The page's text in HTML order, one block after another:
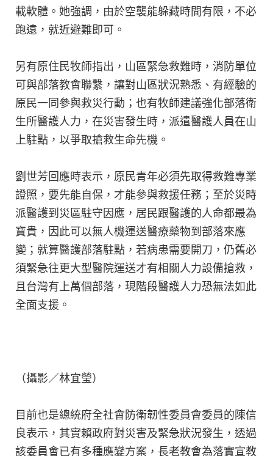
載軟體。她強調，由於空襲能躲藏時間有限，不必
跑遠，就近避難即可。
另有原住民牧師指出，山區緊急救難時，消防單位
可與部落教會聯繫，讓對山區狀況熟悉、有經驗的
原民一同參與救災行動；也有牧師建議強化部落衛
生所醫護人力，在災害發生時，派遣醫護人員在山
上駐點，以爭取搶救生命先機。
劉世芳回應時表示，原民青年必須先取得救難專業
證照，要先能自保，才能參與救援任務；至於災時
派醫護到災區駐守因應，居民跟醫護的人命都最為
寶貴，因此可以無人機運送醫療藥物到部落來應
變；就算醫護部落駐點，若病患需要開刀，仍舊必
須緊急往更大型醫院運送才有相關人力設備搶救，
且台灣有上萬個部落，現階段醫護人力恐無法如此
全面支援。
（攝影／林宜瑩）
目前也是總統府全社會防衛韌性委員會委員的陳信
良表示，其實賴政府對災害及緊急狀況發生，透過
該委員會已有多種應變方案，長老教會為落實宣教